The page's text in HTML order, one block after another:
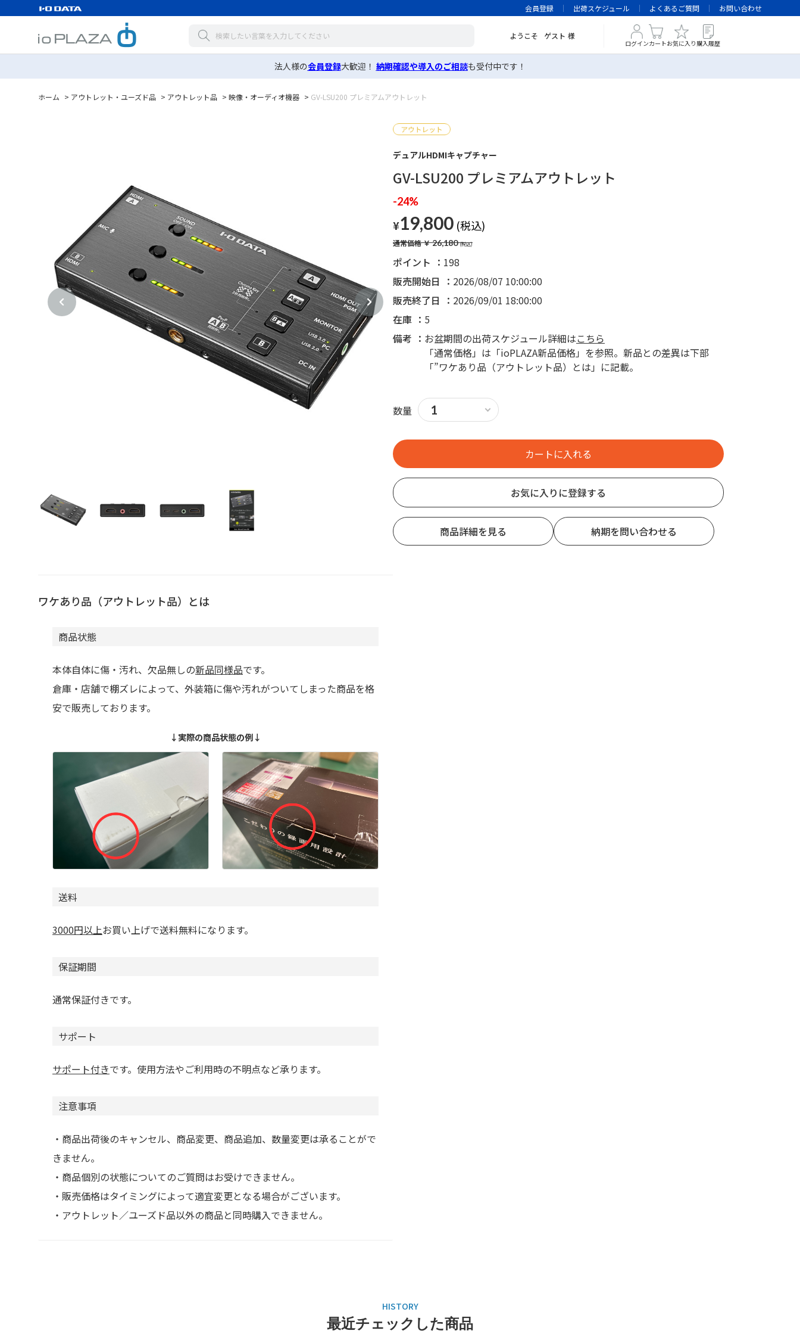
会員登録 出荷スケジュール よくあるご質問 お問い合わせ
ようこそ ゲスト 様
ログインカートお気に入り 購入履歴
法人様の会員登録大歓迎！ 納期確認や導入のご相談も受付中です！
ホーム > アウトレット・ユーズド品 > アウトレット品 > 映像・オーディオ機器 > GV-LSU200 プレミアムアウトレット
ワケあり品（アウトレット品）とは
商品状態
本体自体に傷・汚れ、欠品無しの新品同様品です。
倉庫・店舗で棚ズレによって、外装箱に傷や汚れがついてしまった商品を格
安で販売しております。
↓実際の商品状態の例↓
送料
3000円以上お買い上げで送料無料になります。
保証期間
通常保証付きです。
サポート
サポート付きです。使用方法やご利用時の不明点など承ります。
注意事項
・商品出荷後のキャンセル、商品変更、商品追加、数量変更は承ることがで
きません。
・商品個別の状態についてのご質問はお受けできません。
・販売価格はタイミングによって適宜変更となる場合がございます。
・アウトレット／ユーズド品以外の商品と同時購入できません。
デュアルHDMIキャプチャー
GV-LSU200 プレミアムアウトレット
-24%
¥19,800
通常価格￥26,180
販売開始日
2026/08/07 10:00:00
販売終了日
2026/09/01 18:00:00
ポイント 198
在庫
5
備考
お盆期間の出荷スケジュール詳細はこちら
「通常価格」は「ioPLAZA新品価格」を参照。新品との差異は下部
「”ワケあり品（アウトレット品）とは」に記載。
数量
お気に入りに登録する
商品詳細を見る 納期を問い合わせる
最近チェックした商品